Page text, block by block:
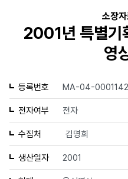
소장자
2001년 특별기
영
등록번호 MA-04-
전자여부 전자
수집처 김명희
생산일자 2001